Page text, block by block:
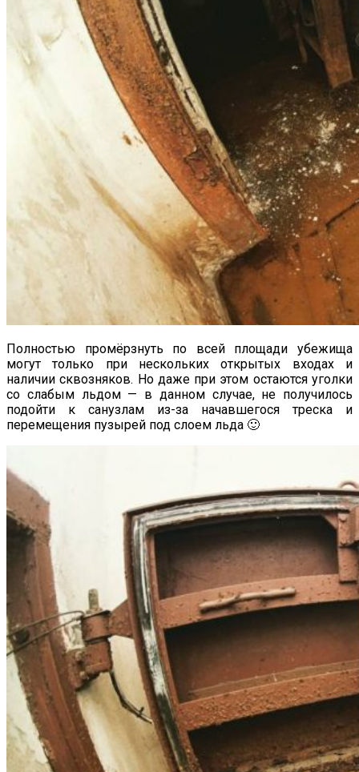
Полностью промёрзнуть по всей площади убежища
могут только при нескольких открытых входах и
наличии сквозняков. Но даже при этом остаются уголки
со слабым льдом — в данном случае, не получилось
подойти к санузлам из-за начавшегося треска и
перемещения пузырей под слоем льда 🙂